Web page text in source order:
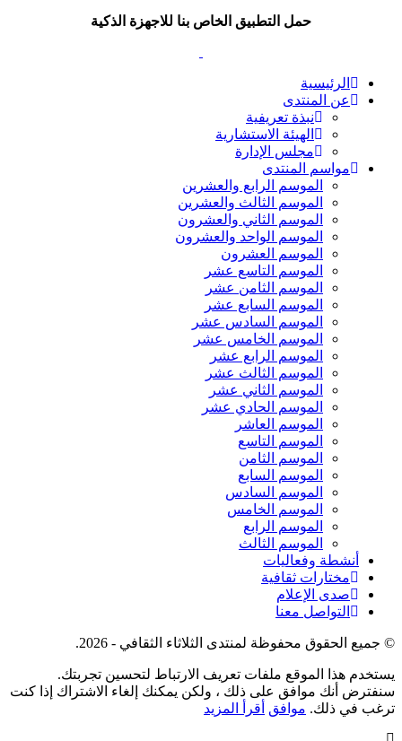
حمل التطبيق الخاص بنا للاجهزة الذكية
الرئيسية
عن المنتدى
نبذة تعريفية
الهيئة الاستشارية
مجلس الإدارة
مواسم المنتدى
الموسم الرابع والعشرين
الموسم الثالث والعشرين
الموسم الثاني والعشرون
الموسم الواحد والعشرون
الموسم العشرون
الموسم التاسع عشر
الموسم الثامن عشر
الموسم السابع عشر
الموسم السادس عشر
الموسم الخامس عشر
الموسم الرابع عشر
الموسم الثالث عشر
الموسم الثاني عشر
الموسم الحادي عشر
الموسم العاشر
الموسم التاسع
الموسم الثامن
الموسم السابع
الموسم السادس
الموسم الخامس
الموسم الرابع
الموسم الثالث
أنشطة وفعاليات
مختارات ثقافية
صدى الإعلام
التواصل معنا
© جميع الحقوق محفوظة لمنتدى الثلاثاء الثقافي - 2026.
يستخدم هذا الموقع ملفات تعريف الارتباط لتحسين تجربتك.
سنفترض أنك موافق على ذلك ، ولكن يمكنك إلغاء الاشتراك إذا كنت
ترغب في ذلك. موافق أقرأ المزيد